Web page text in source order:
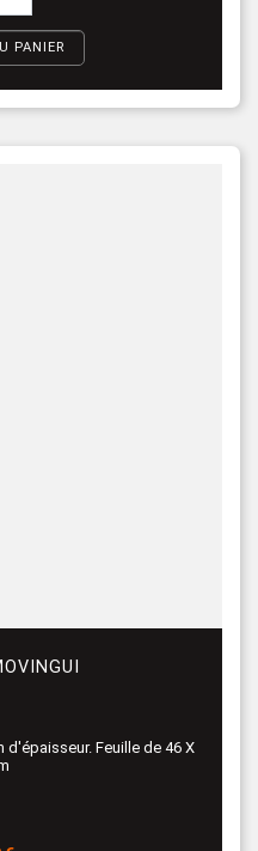
PANIER
d'épaisseur. Feuille de 46 X